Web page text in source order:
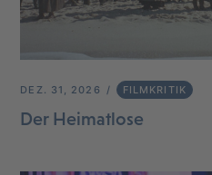
DEZ. 31, 2026 FILMKRITIK
Der Heimatlose